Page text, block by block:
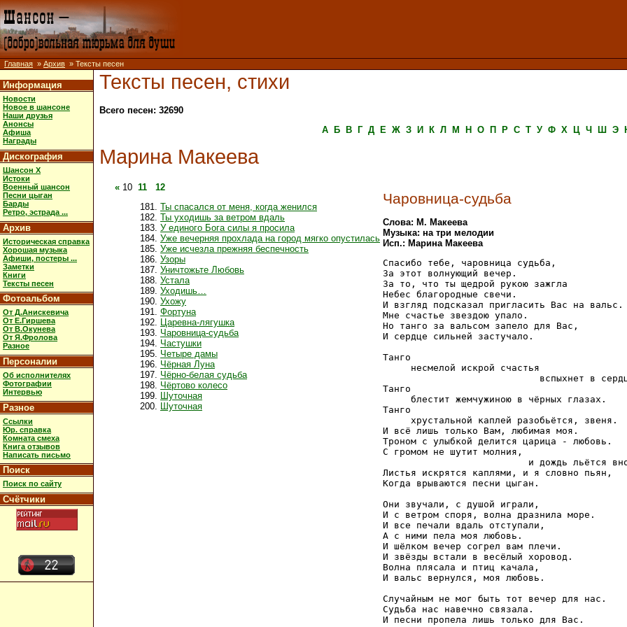
Главная » Архив » Тексты песен
Информация
Новости
Новое в шансоне
Наши друзья
Анонсы
Афиша
Награды
Дискография
Шансон X
Истоки
Военный шансон
Песни цыган
Барды
Ретро, эстрада ...
Архив
Историческая справка
Хорошая музыка
Афиши, постеры ...
Заметки
Книги
Тексты песен
Фотоальбом
От Д.Анискевича
От Е.Гиршева
От В.Окунева
От Я.Фролова
Разное
Персоналии
Об исполнителях
Фотографии
Интервью
Разное
Ссылки
Юр. справка
Комната смеха
Книга отзывов
Написать письмо
Поиск
Поиск по сайту
Счётчики
Тексты песен, стихи
Всего песен: 32690
А
Б В Г Д Е Ж З И К Л М Н О П Р С Т У Ф Х Ц Ч Ш Э
Марина Макеева
« 10 11
12
Ты спасался от меня, когда женился
Ты уходишь за ветром вдаль
У единого Бога силы я просила
Уже вечерняя прохлада на город мягко опустилась
Уже исчезла прежняя беспечность
Узоры
Уничтожьте Любовь
Устала
Уходишь…
Ухожу
Фортуна
Царевна-лягушка
Чаровница-судьба
Частушки
Четыре дамы
Чёрная Луна
Чёрно-белая судьба
Чёртово колесо
Шуточная
Шуточная
Чаровница-судьба
Слова: М. Макеева
Музыка: на три мелодии
Исп.: Марина Макеева
Спасибо тебе, чаровница судьба,
За этот волнующий вечер.
За то, что ты щедрой рукою зажгла
Небес благородные свечи.
И взгляд подсказал пригласить Вас на вальс.
Мне счастье звездою упало.
Но танго за вальсом запело для Вас,
И сердце сильней застучало.
Танго
     несмелой искрой счастья
вспыхнет в
Танго
     блестит жемчужиною в чёрных глазах.
Танго
     хрустальной каплей разобьётся, звеня.
И всё лишь только Вам, любимая моя.
Троном с улыбкой делится царица - любовь.
С громом не шутит молния,
и дождь льётся
Листья искрятся каплями, и я словно пьян,
Когда врываются песни цыган.
Они звучали, с душой играли,
И с ветром споря, волна дразнила море.
И все печали вдаль отступали,
А с ними пела моя любовь.
И шёлком вечер согрел вам плечи.
И звёзды встали в весёлый хоровод.
Волна плясала и птиц качала,
И вальс вернулся, моя любовь.
Случайным не мог быть тот вечер для нас.
Судьба нас навечно связала.
И песни пропела лишь только для Вас.